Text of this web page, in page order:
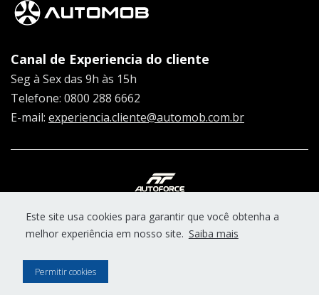
Este site usa cookies para garantir que você obtenha a
melhor experiência em nosso site. Saiba mais
Permitir cookies
Canal de Experiencia do cliente
Seg à Sex das 9h às 15h
Telefone: 0800 288 6662
E-mail: experiencia.cliente@automob.com.br
© Copyright 2026
AutoForce - Todos os direitos reservados
Aviso de Privacidade